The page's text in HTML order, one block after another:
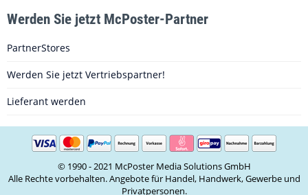
Werden Sie jetzt McPoster-Partner
PartnerStores
Werden Sie jetzt Vertriebspartner!
Lieferant werden
© 1990 - 2021 McPoster Media Solutions GmbH
Alle Rechte vorbehalten. Angebote für Handel, Handwerk, Gewerbe und
Privatpersonen.